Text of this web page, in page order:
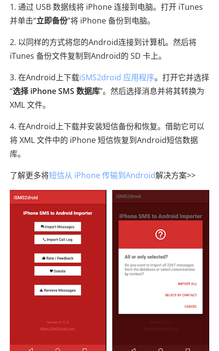
1. 通过 USB 数据线将 iPhone 连接到电脑。打开 iTunes
并单击“立即备份”将 iPhone 备份到电脑。
2. 以同样的方式将您的Android连接到计算机。然后将
iTunes 备份文件复制到Android的 SD 卡上。
3. 在Android上下载iSMS2droid 应用程序。打开它并选择
“选择 iPhone SMS 数据库”。然后选择消息并将其转换为
XML 文件。
4. 在Android上下载并安装短信备份和恢复。借助它可以
将 XML 文件中的 iPhone 短信恢复到Android短信数据
库。
了解更多将短信从 iPhone 传输到Android解决方案>>